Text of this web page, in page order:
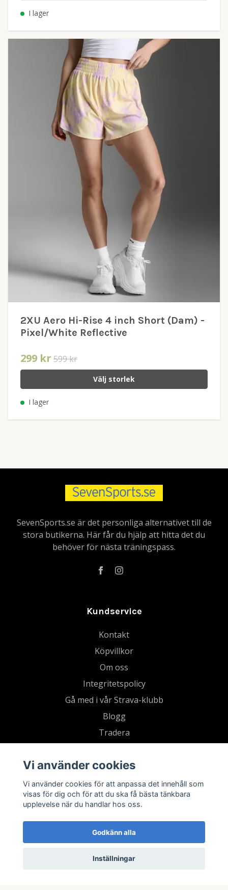
I lager
2XU Aero Hi-Rise 4 inch Short (Dam) -
Pixel/White Reflective
299 kr 599 kr
Välj storlek
I lager
SevenSports.se är det personliga alternativet till de
stora butikerna. Här får du hjälp att hitta det du
behöver för nästa träningspass.
Kundservice
Kontakt
Köpvillkor
Om oss
Integritetspolicy
Gå med i vår Strava-klubb
Blogg
Tradera
Vi använder cookies
Vi använder cookies för att anpassa det innehåll som
visas för dig och för att du ska få bästa tänkbara
upplevelse när du handlar hos oss.
Godkänn alla
Inställningar